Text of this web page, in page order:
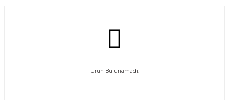
Ürün Bulunamadı.